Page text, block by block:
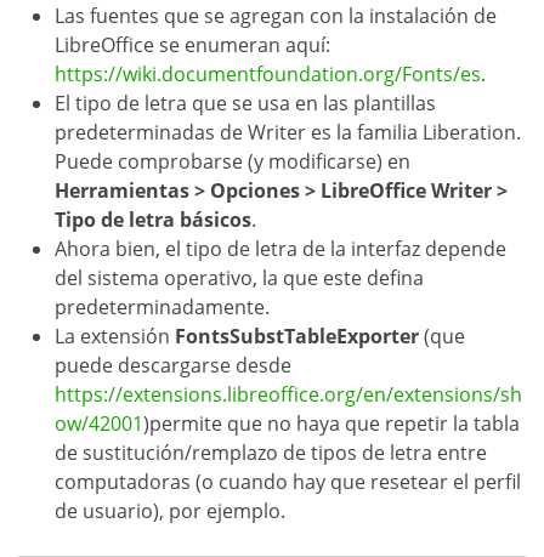
Las fuentes que se agregan con la instalación de
LibreOffice se enumeran aquí:
https://wiki.documentfoundation.org/Fonts/es.
El tipo de letra que se usa en las plantillas
predeterminadas de Writer es la familia Liberation.
Puede comprobarse (y modificarse) en
Herramientas > Opciones > LibreOffice Writer >
Tipo de letra básicos.
Ahora bien, el tipo de letra de la interfaz depende
del sistema operativo, la que este defina
predeterminadamente.
La extensión FontsSubstTableExporter(que
puede descargarse desde
https://extensions.libreoffice.org/en/extensions/sh
ow/42001)permite que no haya que repetir la tabla
de sustitución/remplazo de tipos de letra entre
computadoras (o cuando hay que resetear el perfil
de usuario), por ejemplo.